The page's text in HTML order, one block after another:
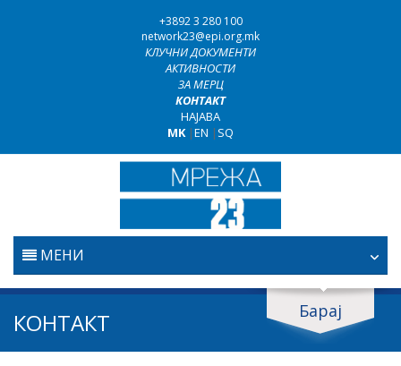
+3892 3 280 100
network23@epi.org.mk
КЛУЧНИ ДОКУМЕНТИ
АКТИВНОСТИ
ЗА МЕРЦ
КОНТАКТ
НАЈАВА
MK|EN | SQ
МЕНИ
ПОЧЕТНА
Барај
Барај документи
КОНТАКТ